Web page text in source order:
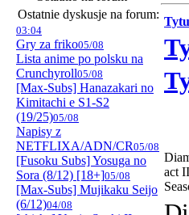
Ostatnie dyskusje na forum:
03:04
Gry za friko05/08
Lista anime po polsku na
Crunchyroll05/08
[Max-Subs] Hanazakari no
Kimitachi e S1-S2
(19/25)05/08
Napisy z
NETFLIXA/ADN/CR05/08
[Fusoku Subs] Yosuga no
Sora (8/12) [18+]05/08
[Max-Subs] Mujikaku Seijo
(6/12)04/08
act